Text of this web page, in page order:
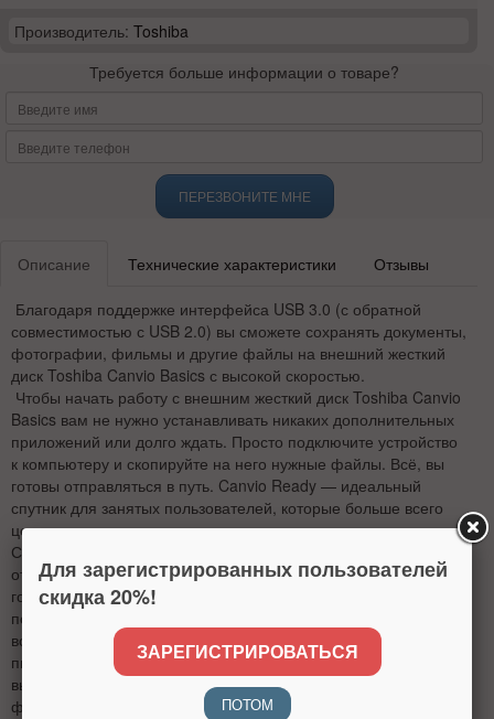
Производитель: Toshiba
Требуется больше информации о товаре?
ПЕРЕЗВОНИТЕ МНЕ
Описание Технические характеристики Отзывы
Благодаря поддержке интерфейса USB 3.0 (с обратной
совместимостью с USB 2.0) вы сможете сохранять документы,
фотографии, фильмы и другие файлы на внешний жесткий
диск Toshiba Canvio Basics с высокой скоростью.
Чтобы начать работу с внешним жесткий диск Toshiba Canvio
Basics вам не нужно устанавливать никаких дополнительных
приложений или долго ждать. Просто подключите устройство
к компьютеру и скопируйте на него нужные файлы. Всё, вы
готовы отправляться в путь. Canvio Ready — идеальный
спутник для занятых пользователей, которые больше всего
ценят скорость и простоту.
Стильный и компактный чёрный корпус Toshiba Canvio Basic
отлично смотрится и не бросается в глаза, а сам накопитель
готов защитить ваши данные при помощи целого ряда
полезных особенностей. Также накопитель оборудован
встроенным датчиком ударов, который прекращает подачу
питания для защиты данных при ударах или встряске. С ним
вы можете быть абсолютно уверены в безопасности ваших
файлов.
Для зарегистрированных пользователей
скидка 20%!
ЗАРЕГИСТРИРОВАТЬСЯ
ПОТОМ